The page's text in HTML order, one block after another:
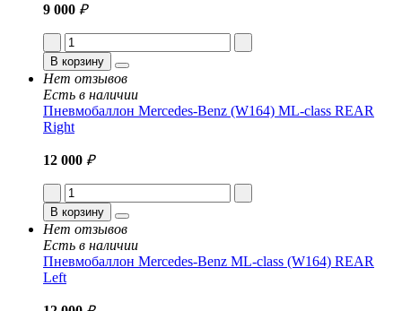
9 000 ₽
В корзину
Нет отзывов
Есть в наличии
Пневмобаллон Mercedes-Benz (W164) ML-class REAR
Right
12 000 ₽
В корзину
Нет отзывов
Есть в наличии
Пневмобаллон Mercedes-Benz ML-class (W164) REAR
Left